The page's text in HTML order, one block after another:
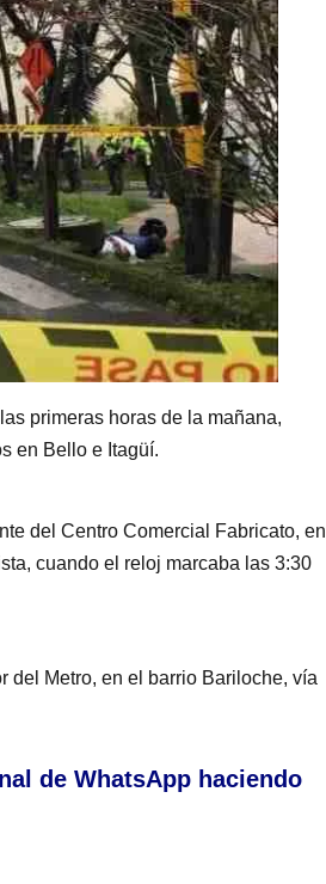
primeras horas de la mañana,
en Bello e Itagüí.
del Centro Comercial Fabricato, en
cuando el reloj marcaba las 3:30
del Metro, en el barrio Bariloche, vía
de WhatsApp haciendo